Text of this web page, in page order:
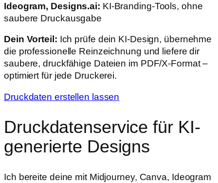
Ideogram, Designs.ai: KI-Branding-Tools, ohne
saubere Druckausgabe
Dein Vorteil: Ich prüfe dein KI-Design, übernehme
die professionelle Reinzeichnung und liefere dir
saubere, druckfähige Dateien im PDF/X-Format –
optimiert für jede Druckerei.
Druckdaten erstellen lassen
Druckdatenservice für KI-
generierte Designs
Ich bereite deine mit Midjourney, Canva, Ideogram